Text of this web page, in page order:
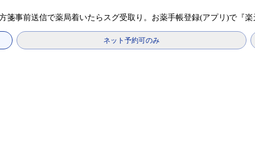
事前送信で薬局着いたらスグ受取り。お薬手帳登録(アプリ)で『楽
ネット予約可のみ